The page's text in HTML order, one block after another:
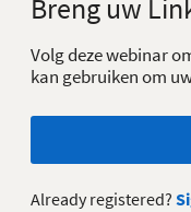
Breng uw
Volg deze webinar
kan gebruiken om
Already registered?